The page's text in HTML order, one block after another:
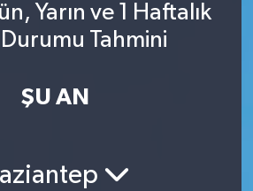
Yarın ve 1 Haftalık
Tahmini
ŞU AN
Durumu ve Fikstür